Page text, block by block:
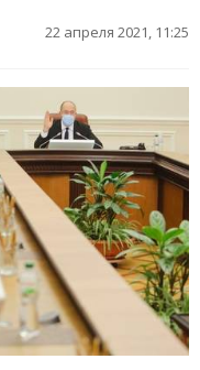
22 апреля 2021, 11:25